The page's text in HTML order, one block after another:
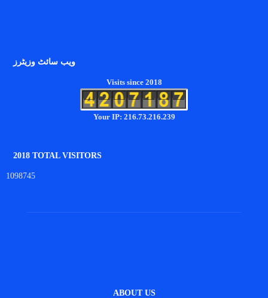
ویب سائٹ وزیٹرز
Visits since 2018
Your IP: 216.73.216.239
2018 TOTAL VISITORS
1098745
ABOUT US